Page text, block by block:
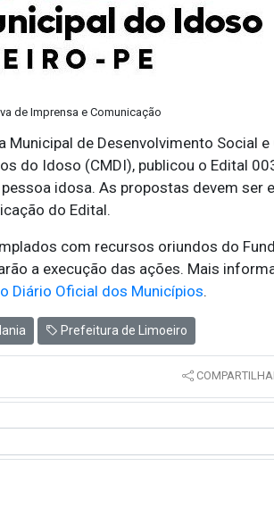
de Imprensa e Comunicação
de Desenvolvimento Social e
do Idoso (CMDI), publicou o Edital
idosa. As propostas devem ser
do Edital.
com recursos oriundos do
a execução das ações. Mais
Diário Oficial dos Municípios.
Prefeitura de Limoeiro